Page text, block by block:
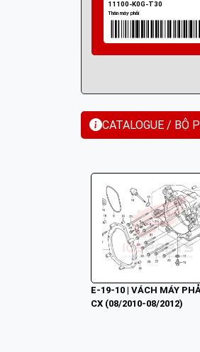
CATALOGUE / BỘ
E-19-10 | VÁCH MÁY
CX (08/2010-08/2012)